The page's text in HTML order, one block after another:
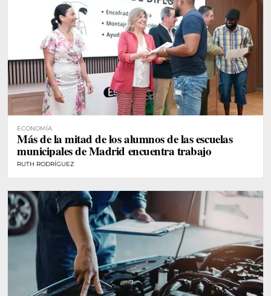
ECONOMÍA
Más de la mitad de los alumnos de las escuelas
municipales de Madrid encuentra trabajo
RUTH RODRÍGUEZ